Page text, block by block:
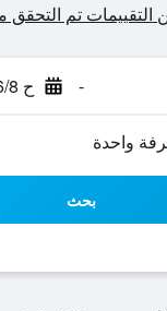
- ح 16/8
بحث